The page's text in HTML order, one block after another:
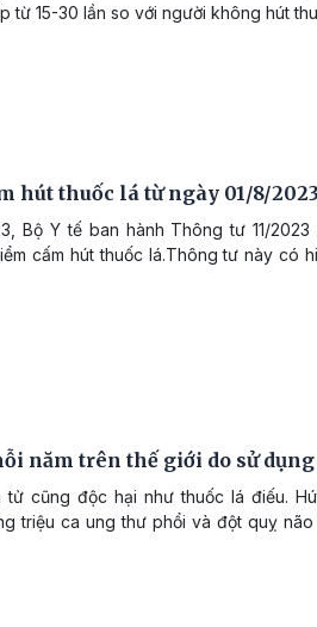
từ 15-30 lần so với người không hút
hút thuốc lá từ ngày 01/8/2023
Bộ Y tế ban hành Thông tư 11/
cấm hút thuốc lá.Thông tư này có
năm trên thế giới do sử
cũng độc hại như thuốc lá điếu.
triệu ca ung thư phổi và đột quỵ